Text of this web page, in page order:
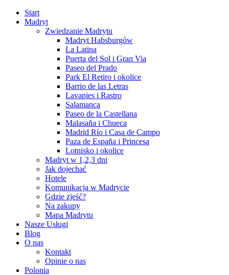
Start
Madryt
Zwiedzanie Madrytu
Madryt Habsburgów
La Latina
Puerta del Sol i Gran Via
Paseo del Prado
Park El Retiro i okolice
Barrio de las Letras
Lavapies i Rastro
Salamanca
Paseo de la Castellana
Malasaña i Chueca
Madrid Río i Casa de Campo
Paza de España i Princesa
Lotnisko i okolice
Madryt w 1,2,3 dni
Jak dojechać
Hotele
Komunikacja w Madrycie
Gdzie zjeść?
Na zakupy
Mapa Madrytu
Nasze Usługi
Blog
O nas
Kontakt
Opinie o nas
Polonia